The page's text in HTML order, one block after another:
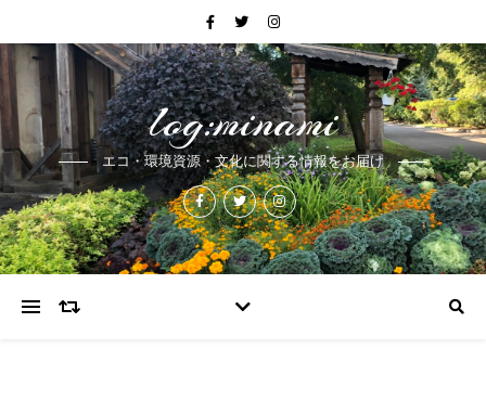
log:minami
エコ・環境資源・文化に関する情報をお届け